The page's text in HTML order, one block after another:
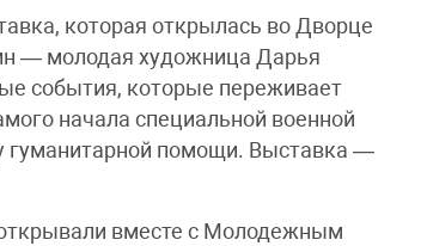
которая открылась во Дворце
— молодая художница Дарья
события, которые переживает
начала специальной военной
гуманитарной помощи. Выставка —
вместе с Молодежным